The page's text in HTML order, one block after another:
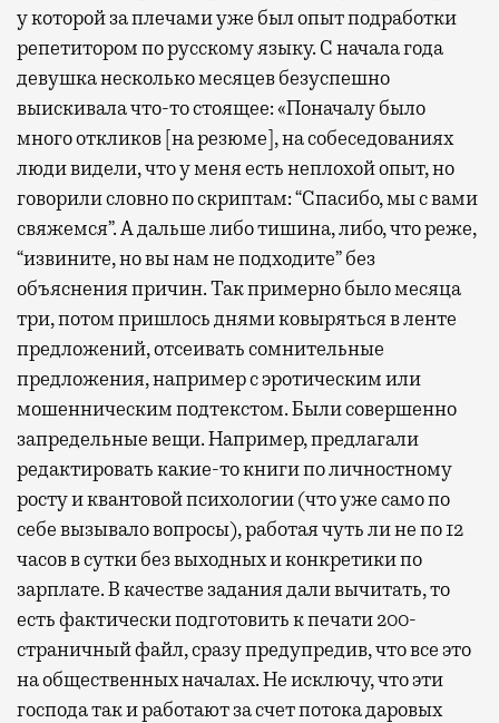
у которой за плечами уже был опыт подработки
репетитором по русскому языку. С начала года
девушка несколько месяцев безуспешно
выискивала что-то стоящее: «Поначалу было
много откликов [на резюме], на собеседованиях
люди видели, что у меня есть неплохой опыт, но
говорили словно по скриптам: “Спасибо, мы с вами
свяжемся”. А дальше либо тишина, либо, что реже,
“извините, но вы нам не подходите” без
объяснения причин. Так примерно было месяца
три, потом пришлось днями ковыряться в ленте
предложений, отсеивать сомнительные
предложения, например с эротическим или
мошенническим подтекстом. Были совершенно
запредельные вещи. Например, предлагали
редактировать какие-то книги по личностному
росту и квантовой психологии (что уже само по
себе вызывало вопросы), работая чуть ли не по 12
часов в сутки без выходных и конкретики по
зарплате. В качестве задания дали вычитать, то
есть фактически подготовить к печати 200-
страничный файл, сразу предупредив, что все это
на общественных началах. Не исключу, что эти
господа так и работают за счет потока даровых